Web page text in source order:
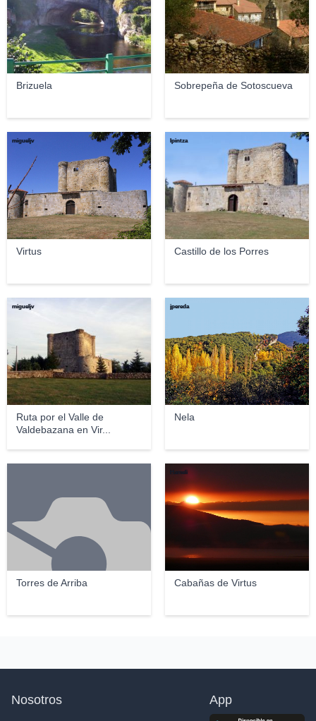
Brizuela Sobrepeña de Sotoscueva
Virtus
migueljv
Castillo de los Porres
Ipintza
Ruta por el Valle de
Valdebazana en Vir...
migueljv
Nela
jpereda
Torres de Arriba Cabañas de Virtus
Hameli
Nosotros App